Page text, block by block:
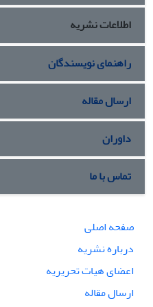
اطلاعات نشریه
راهنمای نویسندگان
ارسال مقاله
داوران
تماس با ما
صفحه اصلی
درباره نشریه
اعضای هیات تحریریه
ارسال مقاله